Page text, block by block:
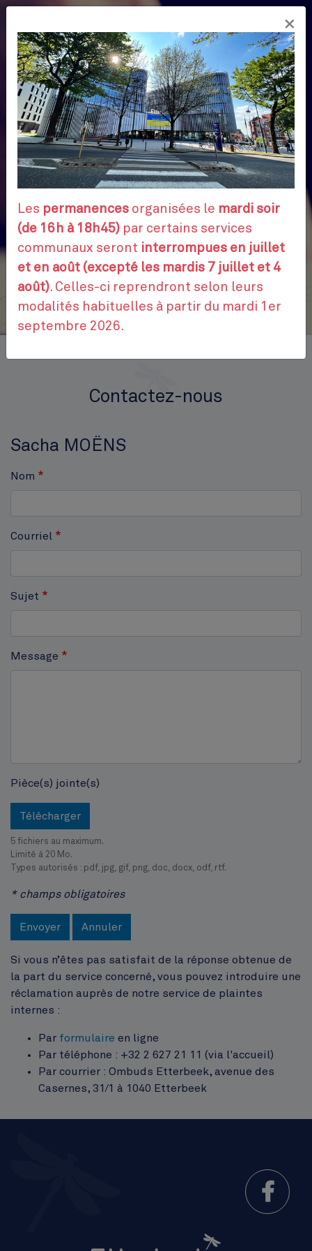
Aller
contenu
principal
FR
Contactez-nous
Sacha MOËNS
Nom
Courriel
Sujet
Message
Pièce(s) jointe(s)
Télécharger
5 fichiers au maximum.
Limité à 20 Mo.
Types autorisés : pdf, jpg, gif, png, doc, docx, odf, rtf.
* champs obligatoires
Envoyer Annuler
Si vous n’êtes pas satisfait de la réponse obtenue de
la part du service concerné, vous pouvez introduire une
réclamation auprès de notre service de plaintes
internes :
Par formulaire en ligne
Par téléphone : +32 2 627 21 11 (via l'accueil)
Par courrier : Ombuds Etterbeek, avenue des
Casernes, 31/1 à 1040 Etterbeek
×
Les permanences organisées le mardi soir
(de 16h à 18h45) par certains services
communaux seront interrompues en juillet
et en août (excepté les mardis 7 juillet et 4
août). Celles-ci reprendront selon leurs
modalités habituelles à partir du mardi 1er
septembre 2026.